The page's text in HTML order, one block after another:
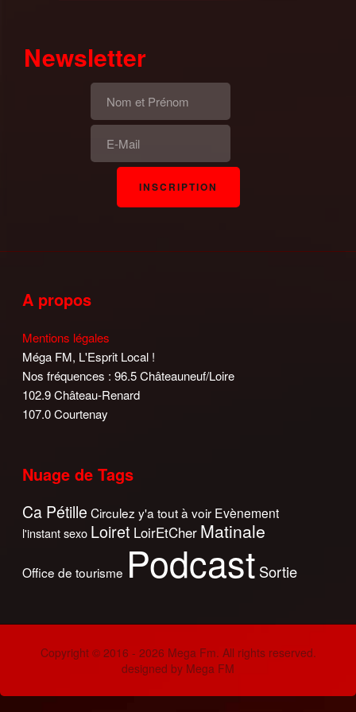
Newsletter
A propos
Mentions légales
Méga FM, L'Esprit Local !
Nos fréquences : 96.5 Châteauneuf/Loire
102.9 Château-Renard
107.0 Courtenay
Nuage de Tags
Ca Pétille Circulez y'a tout à voir Evènement
l'instant sexo Loiret LoirEtCher Matinale
Office de tourisme Podcast Sortie
Copyright © 2016 - 2026 Mega Fm. All rights reserved.
designed by Mega FM